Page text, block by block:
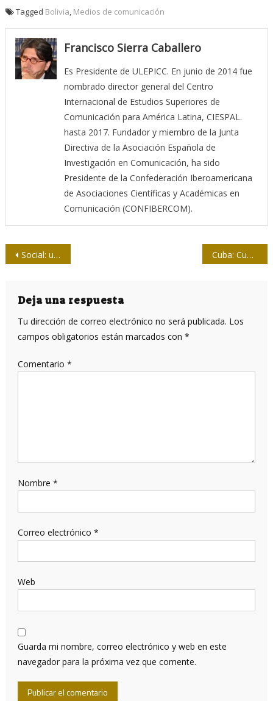
Tagged Bolivia, Medios de comunicación
Francisco Sierra Caballero
Es Presidente de ULEPICC. En junio de 2014 fue
nombrado director general del Centro
Internacional de Estudios Superiores de
Comunicación para América Latina, CIESPAL.
hasta 2017. Fundador y miembro de la Junta
Directiva de la Asociación Española de
Investigación en Comunicación, ha sido
Presidente de la Confederación Iberoamericana
de Asociaciones Científicas y Académicas en
Comunicación (CONFIBERCOM).
Navegación
entradas
Social: una revista de vanguardia Cuba: Cuando la contrarrevolución “gana” en las redes
Deja una respuesta
Tu dirección de correo electrónico no será publicada. Los
campos obligatorios están marcados con *
Comentario *
Nombre *
Correo electrónico *
Web
Guarda mi nombre, correo electrónico y web en este
navegador para la próxima vez que comente.